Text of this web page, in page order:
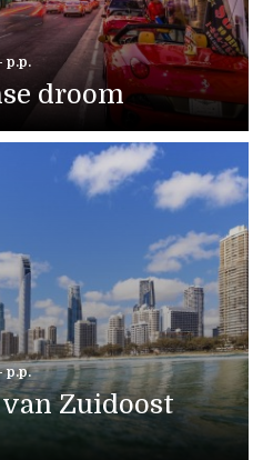
p.p.
droom
p.p.
Zuidoost